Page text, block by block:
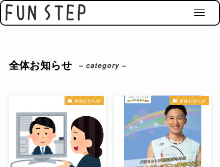
全体お知らせ – category –
全体お知らせ 全体お知らせ